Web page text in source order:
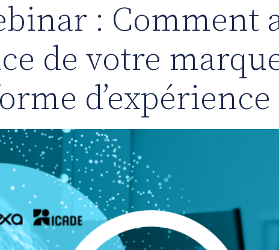
: Comment
de votre